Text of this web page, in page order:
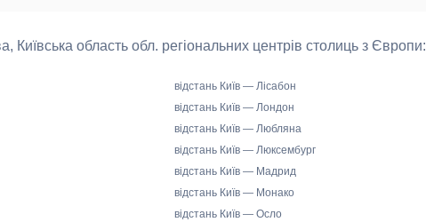
Київська область обл. регіональних центрів столиць з Європи:
відстань Київ — Лісабон
відстань Київ — Лондон
відстань Київ — Любляна
відстань Київ — Люксембург
відстань Київ — Мадрид
відстань Київ — Монако
відстань Київ — Осло